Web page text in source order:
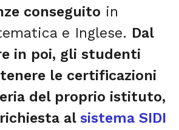
conseguito in
e Inglese. Dal
in poi, gli studenti
le certificazioni
del proprio istituto,
al sistema SIDI